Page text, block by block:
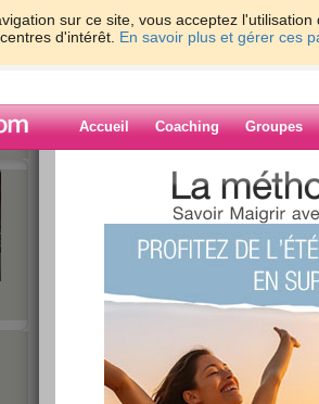
sur ce site, vous acceptez
d'intérêt. En savoir plus et gérer ces
Accueil Coaching Groupes
> > Un petit
Blog de maya-
Un petit coucou
Bonjour mes amis,